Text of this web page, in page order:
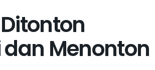
dan Menonton